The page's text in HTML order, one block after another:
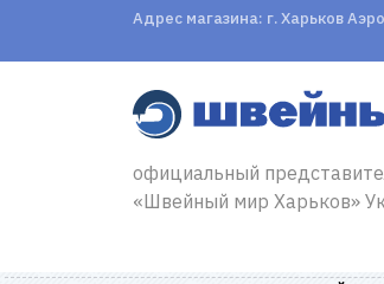
Адрес магазина: г. Харьков
официальный
«Швейный мир Харьков»